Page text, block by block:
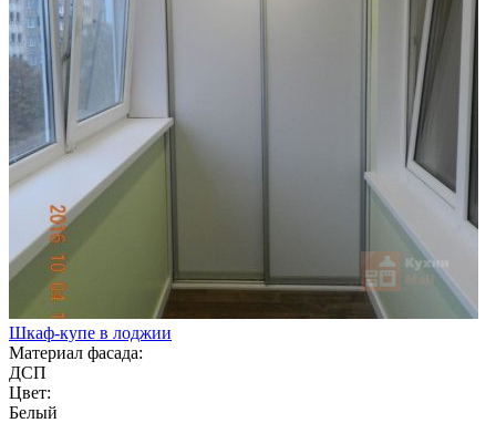
Шкаф-купе в лоджии
Материал фасада:
ДСП
Цвет:
Белый